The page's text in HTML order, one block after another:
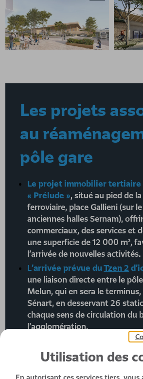
Les projets
au
pôle gare
Le projet immobilier tertiaire
« Prélude », situé au pied de
ferroviaire, place Gallieni (sur
anciennes halles Sernam),
commerciaux, des services et
une superficie de 12 000 m²,
l’arrivée de nouvelles activités.
L’arrivée prévue duTzen 2
une liaison directe entre le
Melun, qui en sera le terminus,
Sénart, en desservant 26
chaque sens de circulation du
l’agglomération.
Utilisation des
En autorisant ces services tiers,